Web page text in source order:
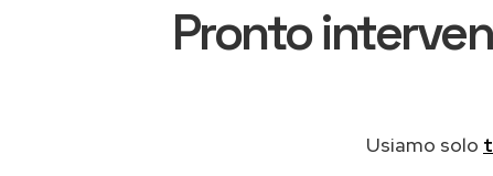
Pronto
Usiamo solo